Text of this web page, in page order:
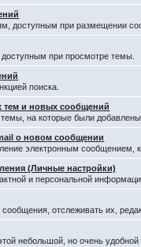
доступным при размещении
при просмотре темы.
поиска.
тем и новых сообщений
на которые были
о новом сообщении
электронным сообщением,
(Личные настройки)
и персональной
отслеживать их,
небольшой, но очень